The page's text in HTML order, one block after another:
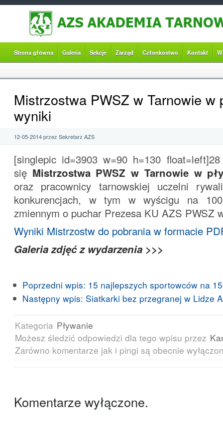
Strona główna Galeria Sekcje Zarząd Członkostwo Kontakt
Mistrzostwa PWSZ w Tarnowie w
wyniki
12-05-2014 przez Sekretarz AZS
[singlepic id=3903 w=90 h=130 float=left]28
się Mistrzostwa PWSZ w Tarnowie w
oraz pracownicy tarnowskiej uczelni
konkurencjach, w tym w wyścigu na
zmiennym o puchar Prezesa KU AZS PWSZ
Wyniki Mistrzostw do pobrania w formacie
Galeria zdjęć z wydarzenia >>>
Poprzedni wpis: 15 najlepszych sportowców na
Następny wpis: Siatkarki bez przegranej w Lidze
Kategoria Pływanie
Możesz śledzić odpowiedzi dla tego wpisu przez
Zarówno komentarze jak i pingi są obecnie
Komentarze wyłączone.